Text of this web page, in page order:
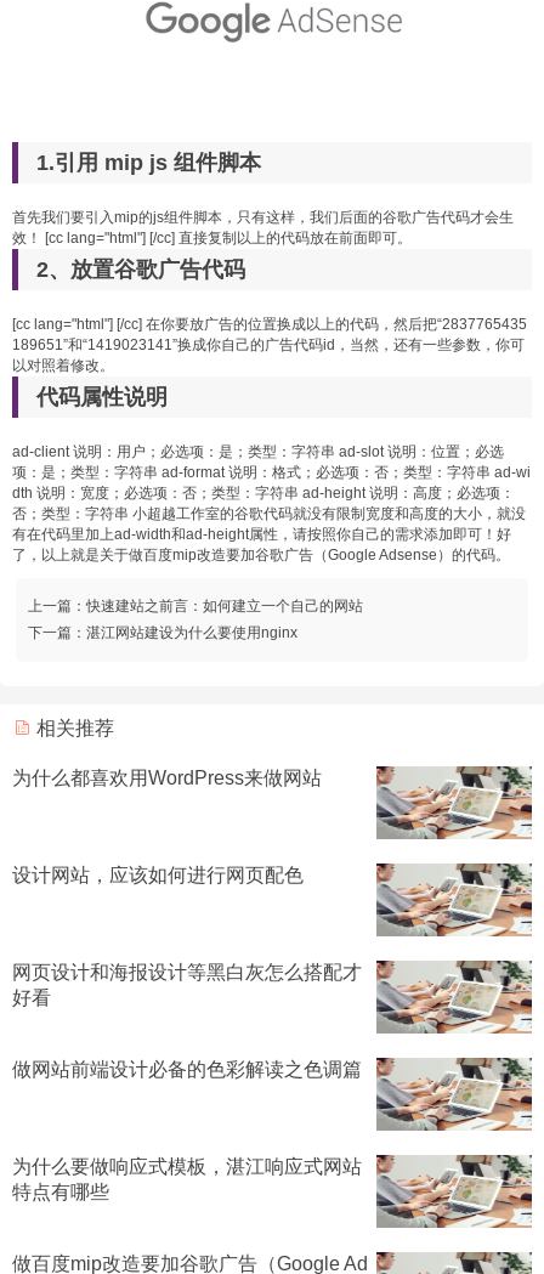
1.引用 mip js 组件脚本
首先我们要引入mip的js组件脚本，只有这样，我们后面的谷歌广告代码才会生
效！ [cc lang="html"] [/cc] 直接复制以上的代码放在前面即可。
2、放置谷歌广告代码
[cc lang="html"] [/cc] 在你要放广告的位置换成以上的代码，然后把“2837765435
189651”和“1419023141”换成你自己的广告代码id，当然，还有一些参数，你可
以对照着修改。
代码属性说明
ad-client 说明：用户；必选项：是；类型：字符串 ad-slot 说明：位置；必选
项：是；类型：字符串 ad-format 说明：格式；必选项：否；类型：字符串 ad-wi
dth 说明：宽度；必选项：否；类型：字符串 ad-height 说明：高度；必选项：
否；类型：字符串 小超越工作室的谷歌代码就没有限制宽度和高度的大小，就没
有在代码里加上ad-width和ad-height属性，请按照你自己的需求添加即可！好
了，以上就是关于做百度mip改造要加谷歌广告（Google Adsense）的代码。
上一篇：快速建站之前言：如何建立一个自己的网站
下一篇： 湛江网站建设为什么要使用nginx
相关推荐
为什么都喜欢用WordPress来做网站
设计网站，应该如何进行网页配色
网页设计和海报设计等黑白灰怎么搭配才
好看
做网站前端设计必备的色彩解读之色调篇
为什么要做响应式模板，湛江响应式网站
特点有哪些
做百度mip改造要加谷歌广告（Google Ad